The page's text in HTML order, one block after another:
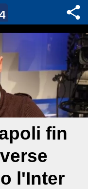
fin
l'Inter